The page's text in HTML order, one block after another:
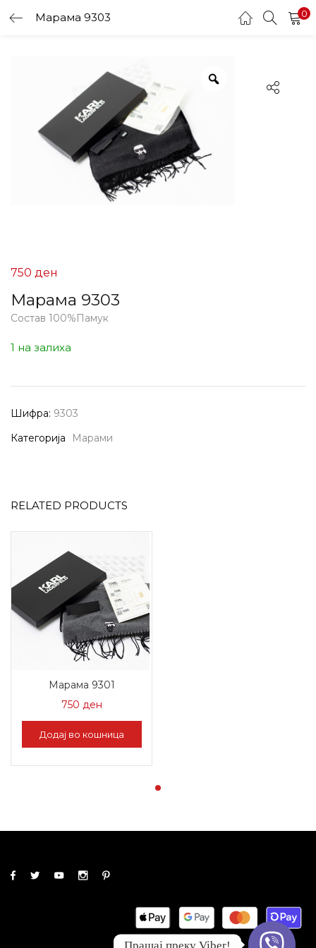
Марама 9303 0
Марама 9303
750 ден
Состав 100%Памук
1 на залиха
Шифра: 9303
Категорија
Марами
RELATED PRODUCTS
Марама 9301
750 ден
Додај во кошница
LOGIN
Enter your username and password to login.
Remember me
Прашај преку Viber!